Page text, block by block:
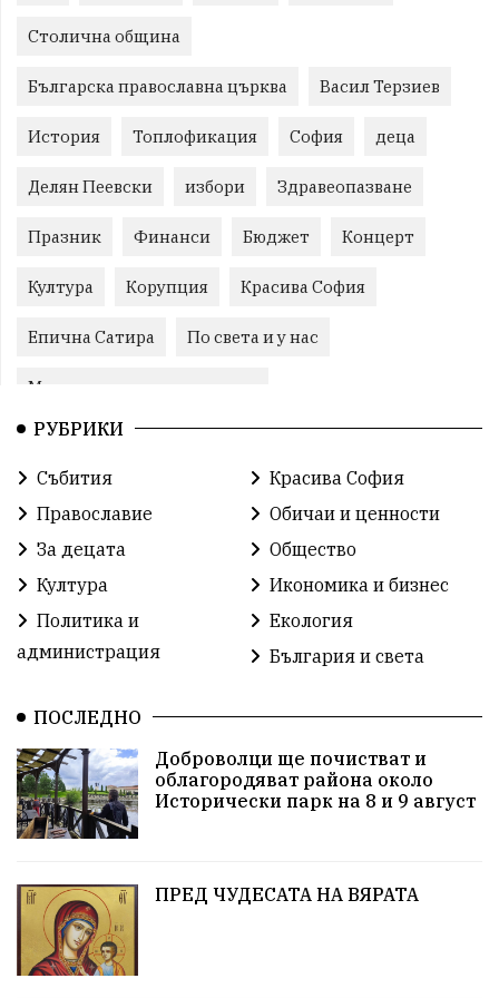
Столична община
Българска православна църква Васил Терзиев
История Топлофикация София деца
Делян Пеевски избори Здравеопазване
Празник Финанси Бюджет Концерт
Култура Корупция Красива София
Епична Сатира По света и у нас
Международни отношения
конституционен съд
българската общност Исторически парк
Слатина
Икономика Красива България измама
Европа Актуално Туризъм Бизнес
абсурд Здравословно хранене
Коледа Чиста София
Софийски общински съвет
РУБРИКИ
Събития
Красива София
Православие
Обичаи и ценности
За децата
Общество
Култура
Икономика и бизнес
Политика и
администрация
Екология
България и света
ПОСЛЕДНО
Доброволци ще почистват и
облагородяват района около
Исторически парк на 8 и 9 август
ПРЕД ЧУДЕСАТА НА ВЯРАТА